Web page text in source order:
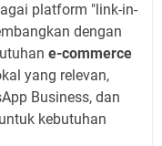
platform "link-in-
dengan
e-commerce
yang relevan,
Business, dan
kebutuhan